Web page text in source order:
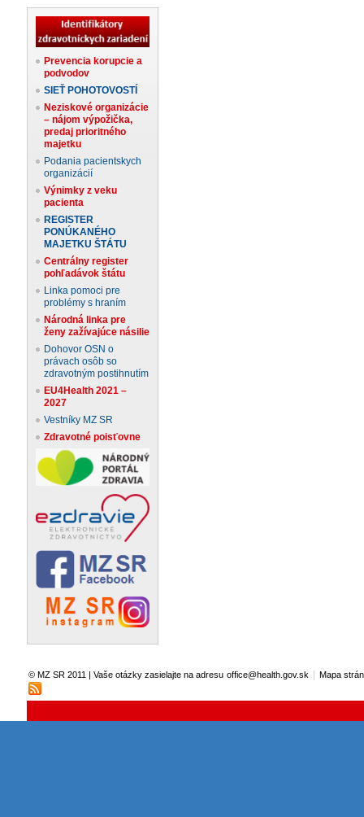
Prevencia korupcie a
podvodov
SIEŤ POHOTOVOSTÍ
Neziskové organizácie
– nájom výpožička,
predaj prioritného
majetku
Podania pacientskych
organizácií
Výnimky z veku
pacienta
REGISTER
PONÚKANÉHO
MAJETKU ŠTÁTU
Centrálny register
pohľadávok štátu
Linka pomoci pre
problémy s hraním
Národná linka pre
ženy zažívajúce násilie
Dohovor OSN o
právach osôb so
zdravotným postihnutím
EU4Health 2021 –
2027
Vestníky MZ SR
Zdravotné poisťovne
© MZ SR 2011 | Vaše otázky zasielajte na adresu office@health.gov.sk Mapa